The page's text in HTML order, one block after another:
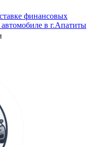
финансовых
в г.Апатиты